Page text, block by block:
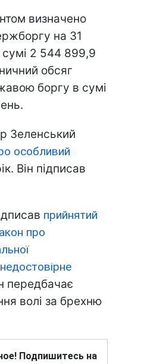
визначено
на 31
2 544 899,9
обсяг
боргу в сумі
Зеленський
особливий
Він підписав
прийнятий
про
передбачає
волі за брехню
Подпишитесь на